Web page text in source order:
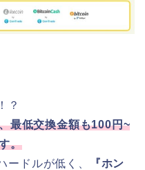
？
最低交換金額も100円~
。
ードルが低く、
『ホン